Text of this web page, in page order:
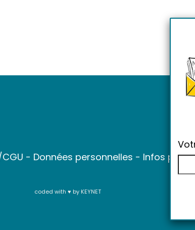
- Données personnelles - Infos
coded with ♥ by KEYNET